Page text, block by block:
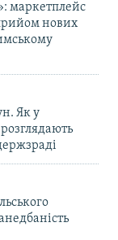
маркетплейс
нових
Як у